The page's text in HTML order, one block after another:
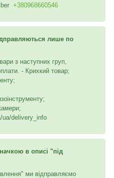
+380968660546
лише по
з наступних груп,
- Крихкий товар;
ua/delivery_info
в описі "під
ми відправляємо